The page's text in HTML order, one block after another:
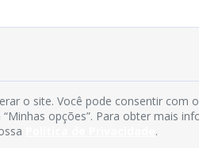
o site. Você pode consentir com
opções”. Para obter mais
.